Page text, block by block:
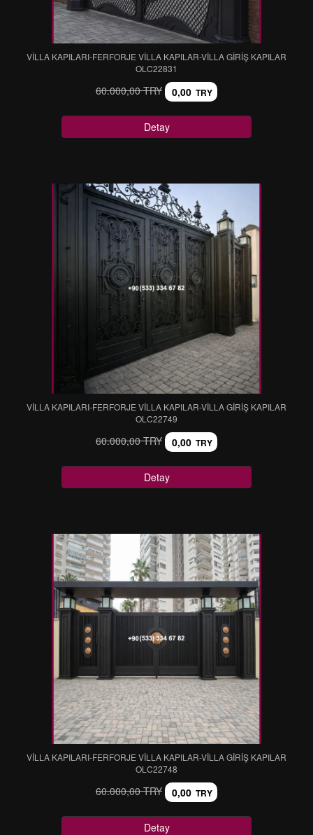
VİLLA KAPILARI-FERFORJE VİLLA KAPILAR-VİLLA GİRİŞ KAPILAR
OLC22831
60.000,00 TRY 0,00 TRY
Detay
VİLLA KAPILARI-FERFORJE VİLLA KAPILAR-VİLLA GİRİŞ KAPILAR
OLC22749
60.000,00 TRY 0,00 TRY
Detay
VİLLA KAPILARI-FERFORJE VİLLA KAPILAR-VİLLA GİRİŞ KAPILAR
OLC22748
60.000,00 TRY 0,00 TRY
Detay